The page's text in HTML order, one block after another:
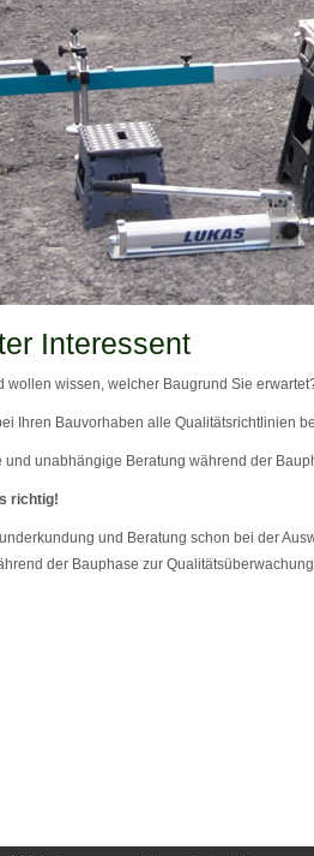
Interessent
wollen wissen, welcher Baugrund Sie
Ihren Bauvorhaben alle Qualitätsrichtlinien
und unabhängige Beratung während der
richtig!
und Beratung schon bei der
der Bauphase zur